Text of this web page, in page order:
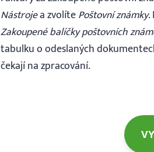
Nástrojea zvolítePoštovní známky.
Zakoupené balíčky poštovních
tabulku o odeslaných
čekají na zpracování.